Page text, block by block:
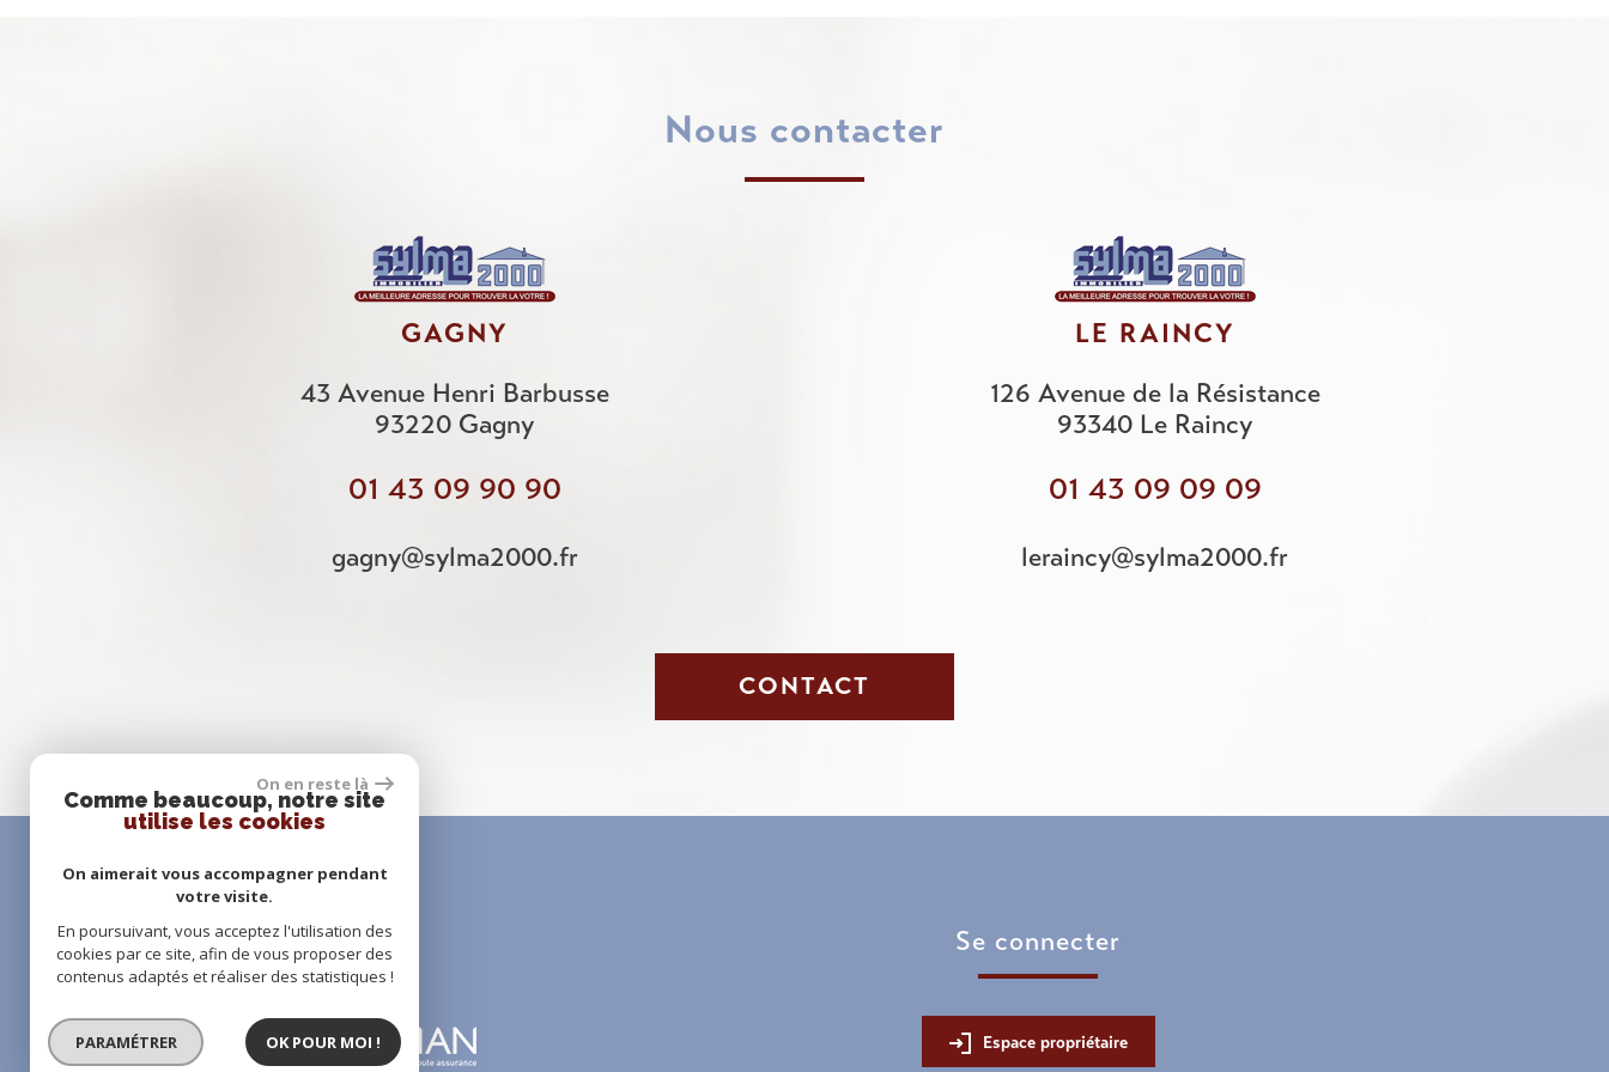
nous contacter
GAGNY
43 Avenue Henri Barbusse
93220 Gagny
01 43 09 90 90
gagny@sylma2000.fr
LE RAINCY
126 Avenue de la Résistance
93340 Le Raincy
01 43 09 09 09
leraincy@sylma2000.fr
CONTACT
adhérents se connecter
Espace propriétaire
On en reste là
Comme beaucoup, notre site
utilise les cookies
On aimerait vous accompagner pendant
votre visite.
En poursuivant, vous acceptez l'utilisation des
cookies par ce site, afin de vous proposer des
contenus adaptés et réaliser des statistiques !
PARAMÉTRER OK POUR MOI !